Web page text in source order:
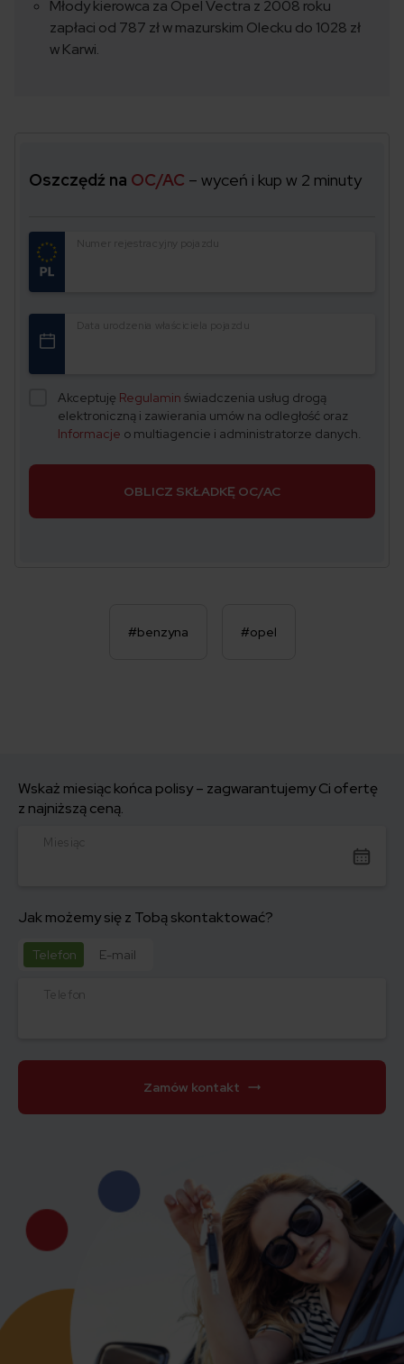
Młody kierowca za Opel Vectra z 2008 roku
zapłaci od 787 zł w mazurskim Olecku do 1028 zł
w Karwi.
Oszczędź na OC/AC – wyceń i kup w 2 minuty
Numer rejestracyjny pojazdu
Data urodzenia właściciela pojazdu
Akceptuję Regulamin świadczenia usług drogą
elektroniczną i zawierania umów na odległość oraz
Informacje o multiagencie i administratorze danych.
OBLICZ SKŁADKĘ OC/AC
#benzyna #opel
Wskaż miesiąc końca polisy – zagwarantujemy Ci ofertę
z najniższą ceną.
Miesiąc
Jak możemy się z Tobą skontaktować?
Telefon E-mail
Telefon
Zamów kontakt